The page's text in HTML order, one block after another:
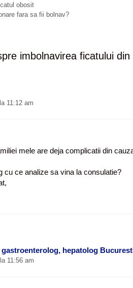
obosit
fara sa fii bolnav?
imbolnavirea ficatului
11:12 am
mele are deja complicatii din
cu ce analize sa vina la consulatie?
hepatolog
11:56 am